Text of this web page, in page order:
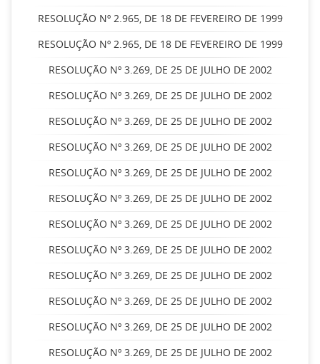
RESOLUÇÃO Nº 2.965, DE 18 DE FEVEREIRO DE 1999
RESOLUÇÃO Nº 2.965, DE 18 DE FEVEREIRO DE 1999
RESOLUÇÃO Nº 3.269, DE 25 DE JULHO DE 2002
RESOLUÇÃO Nº 3.269, DE 25 DE JULHO DE 2002
RESOLUÇÃO Nº 3.269, DE 25 DE JULHO DE 2002
RESOLUÇÃO Nº 3.269, DE 25 DE JULHO DE 2002
RESOLUÇÃO Nº 3.269, DE 25 DE JULHO DE 2002
RESOLUÇÃO Nº 3.269, DE 25 DE JULHO DE 2002
RESOLUÇÃO Nº 3.269, DE 25 DE JULHO DE 2002
RESOLUÇÃO Nº 3.269, DE 25 DE JULHO DE 2002
RESOLUÇÃO Nº 3.269, DE 25 DE JULHO DE 2002
RESOLUÇÃO Nº 3.269, DE 25 DE JULHO DE 2002
RESOLUÇÃO Nº 3.269, DE 25 DE JULHO DE 2002
RESOLUÇÃO Nº 3.269, DE 25 DE JULHO DE 2002